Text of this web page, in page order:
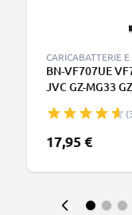
CARICABATTERIE
BN-VF707UE
JVC GZ-MG33
CELLONIC
17,95 €